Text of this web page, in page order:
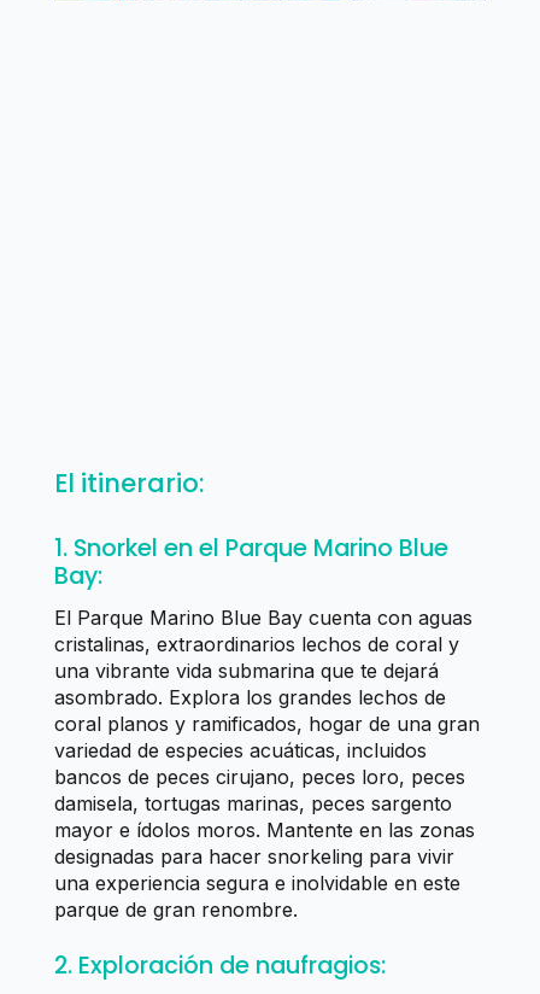
El itinerario:
1. Snorkel en el Parque Marino Blue
Bay:
El Parque Marino Blue Bay cuenta con aguas
cristalinas, extraordinarios lechos de coral y
una vibrante vida submarina que te dejará
asombrado. Explora los grandes lechos de
coral planos y ramificados, hogar de una gran
variedad de especies acuáticas, incluidos
bancos de peces cirujano, peces loro, peces
damisela, tortugas marinas, peces sargento
mayor e ídolos moros. Mantente en las zonas
designadas para hacer snorkeling para vivir
una experiencia segura e inolvidable en este
parque de gran renombre.
2. Exploración de naufragios: